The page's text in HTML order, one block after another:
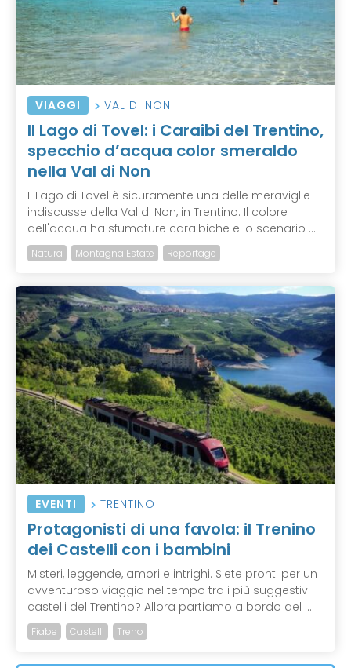
VIAGGI VAL DI NON
Il Lago di Tovel: i Caraibi del Trentino,
specchio d’acqua color smeraldo
nella Val di Non
Il Lago di Tovel è sicuramente una delle meraviglie
indiscusse della Val di Non, in Trentino. Il colore
dell'acqua ha sfumature caraibiche e lo scenario ...
Natura Montagna Estate Reportage
EVENTI TRENTINO
Protagonisti di una favola: il Trenino
dei Castelli con i bambini
Misteri, leggende, amori e intrighi. Siete pronti per un
avventuroso viaggio nel tempo tra i più suggestivi
castelli del Trentino? Allora partiamo a bordo del ...
Fiabe Castelli Treno